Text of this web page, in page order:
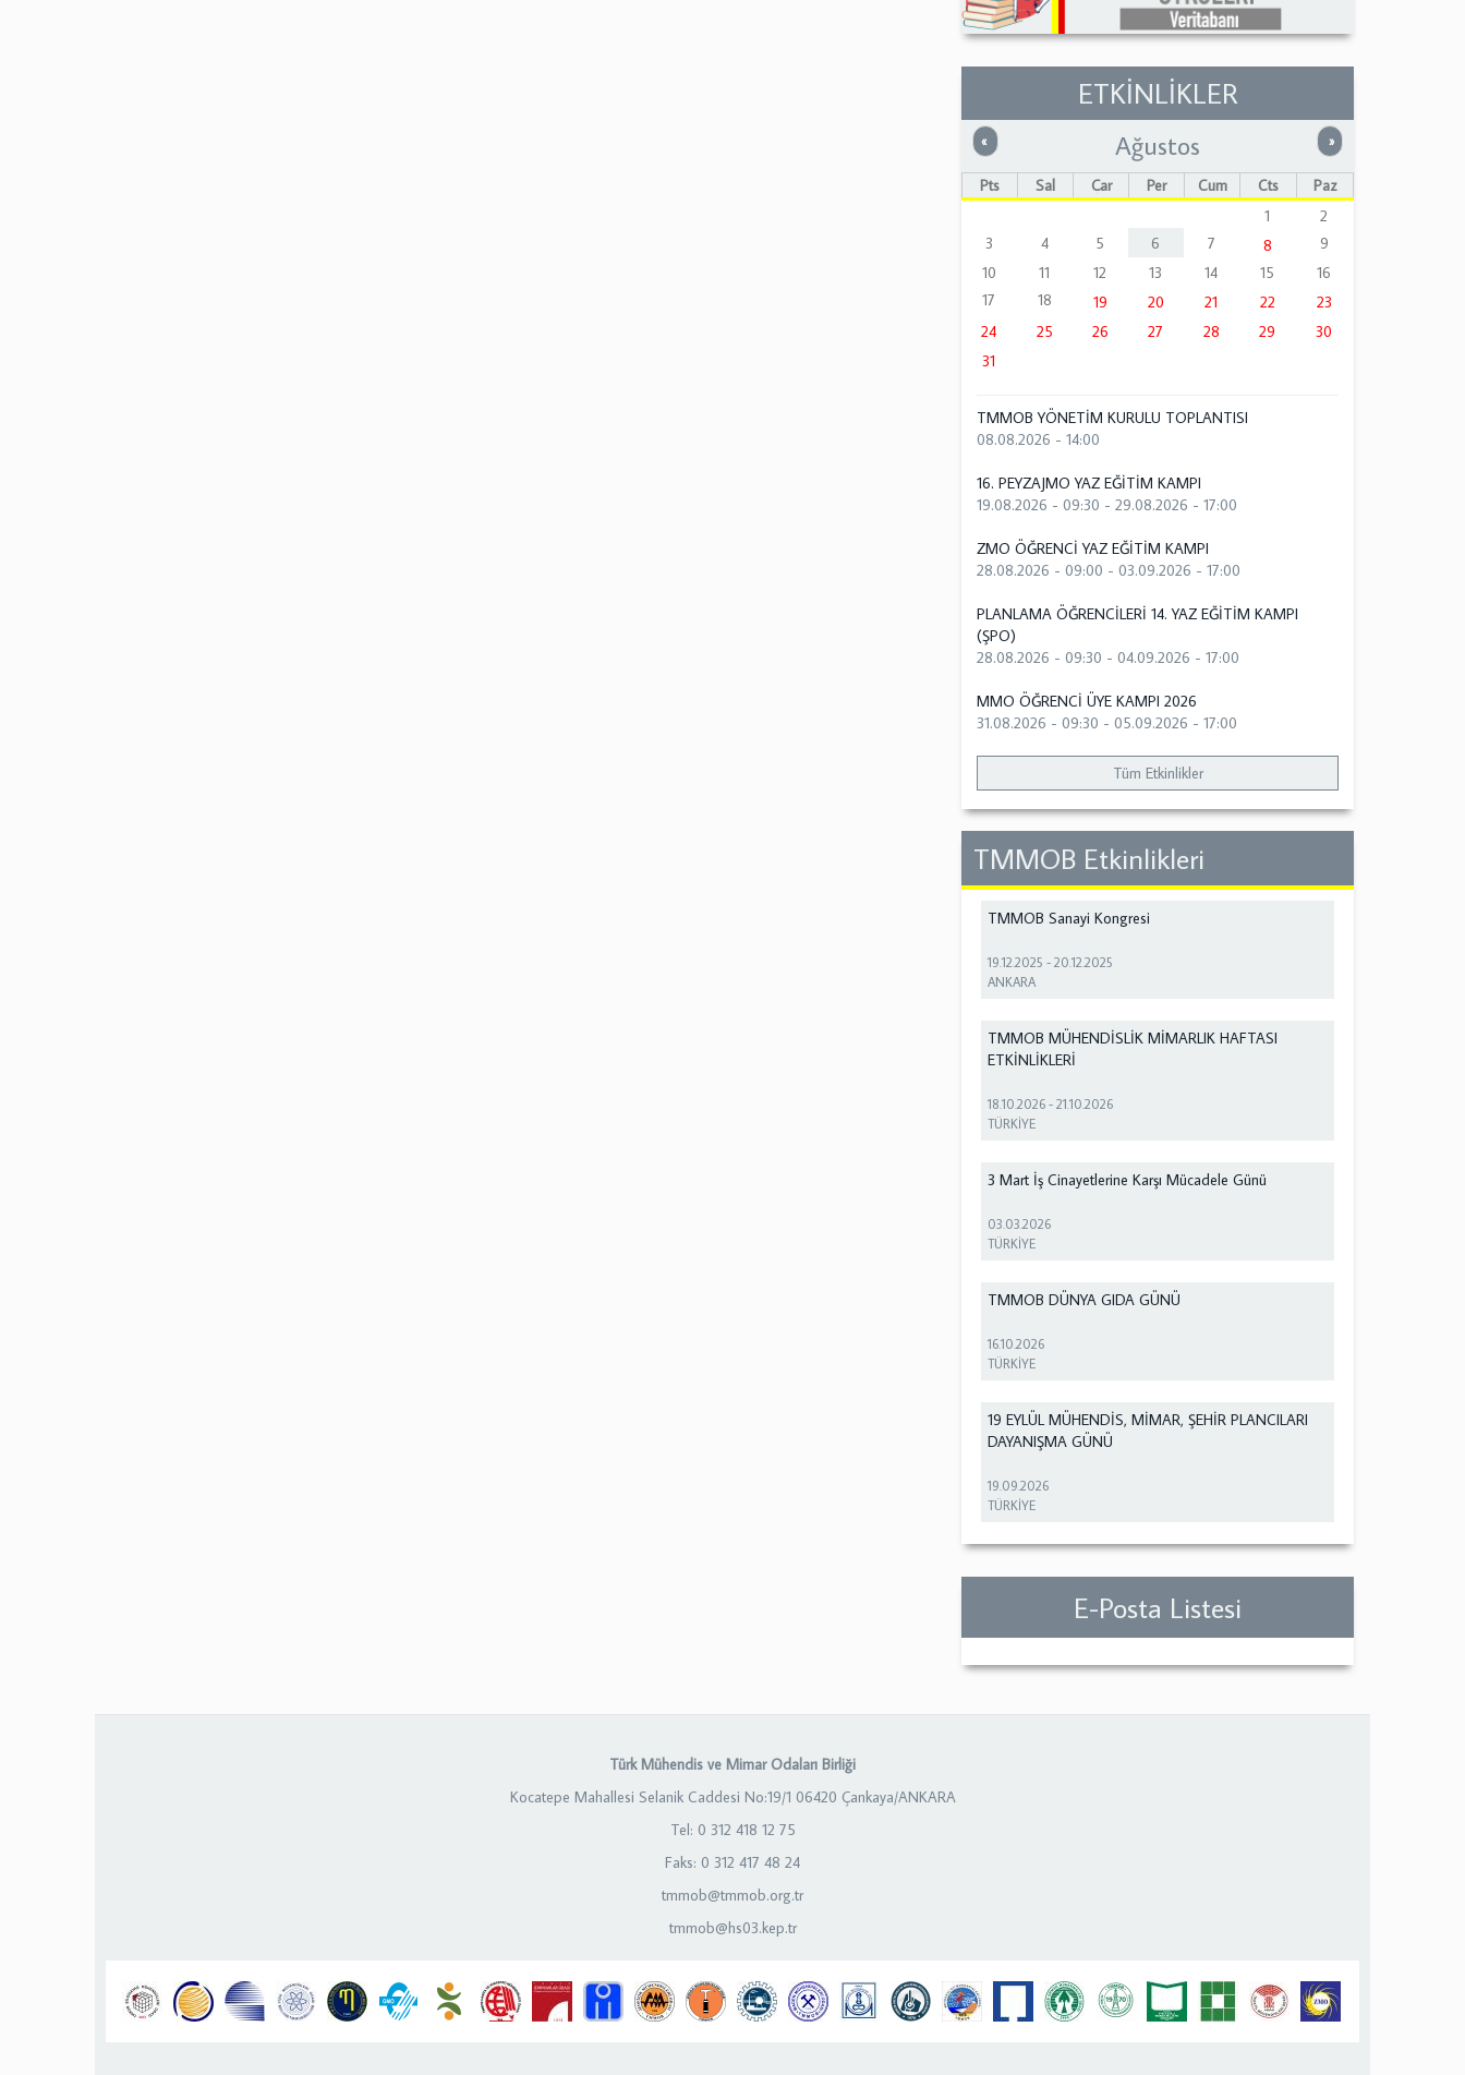
ETKİNLİKLER
« Önceki »Sonraki
Ağustos
Pts Sal Çar Per Cum Cts
Paz
1
2
3
4 5 6 7 8
9
10
11 12 13 14 15
16
17
18 19 20 21 22
23
24
25 26 27 28 29
30
31
TMMOB YÖNETİM KURULU TOPLANTISI
08.08.2026 - 14:00
16. PEYZAJMO YAZ EĞİTİM KAMPI
19.08.2026 - 09:30 -29.08.2026 - 17:00
ZMO ÖĞRENCİ YAZ EĞİTİM KAMPI
28.08.2026 - 09:00 -03.09.2026 - 17:00
PLANLAMA ÖĞRENCİLERİ 14. YAZ EĞİTİM KAMPI
(ŞPO)
28.08.2026 - 09:30 -04.09.2026 - 17:00
MMO ÖĞRENCİ ÜYE KAMPI 2026
31.08.2026 - 09:30 -05.09.2026 - 17:00
Tüm Etkinlikler
TMMOB Etkinlikleri
TMMOB Sanayi Kongresi
19.12.2025 -20.12.2025
ANKARA
TMMOB MÜHENDİSLİK MİMARLIK HAFTASI
ETKİNLİKLERİ
18.10.2026 -21.10.2026
TÜRKİYE
3 Mart İş Cinayetlerine Karşı Mücadele Günü
03.03.2026
TÜRKİYE
TMMOB DÜNYA GIDA GÜNÜ
16.10.2026
TÜRKİYE
19 EYLÜL MÜHENDİS, MİMAR, ŞEHİR PLANCILARI
DAYANIŞMA GÜNÜ
19.09.2026
TÜRKİYE
E-Posta Listesi
Türk Mühendis ve Mimar Odaları Birliği
Kocatepe Mahallesi Selanik Caddesi No:19/1 06420 Çankaya/ANKARA
Tel: 0 312 418 12 75
Faks: 0 312 417 48 24
tmmob@tmmob.org.tr
tmmob@hs03.kep.tr